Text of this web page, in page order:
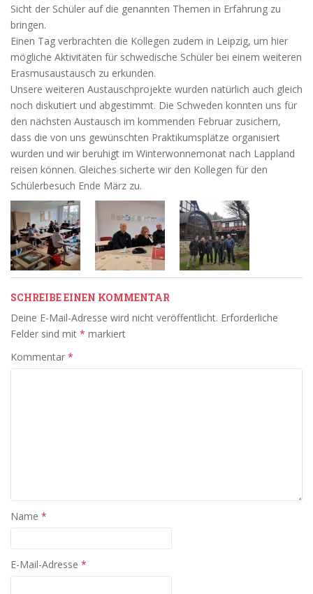
Sicht der Schüler auf die genannten Themen in Erfahrung zu
bringen.
Einen Tag verbrachten die Kollegen zudem in Leipzig, um hier
mögliche Aktivitäten für schwedische Schüler bei einem weiteren
Erasmusaustausch zu erkunden.
Unsere weiteren Austauschprojekte wurden natürlich auch gleich
noch diskutiert und abgestimmt. Die Schweden konnten uns für
den nächsten Austausch im kommenden Februar zusichern,
dass die von uns gewünschten Praktikumsplätze organisiert
wurden und wir beruhigt im Winterwonnemonat nach Lappland
reisen können. Gleiches sicherte wir den Kollegen für den
Schülerbesuch Ende März zu.
SCHREIBE EINEN KOMMENTAR
Deine E-Mail-Adresse wird nicht veröffentlicht. Erforderliche
Felder sind mit * markiert
Kommentar *
Name *
E-Mail-Adresse *